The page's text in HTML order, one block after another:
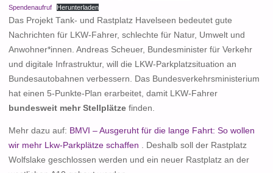
Spendenaufruf
Herunterladen
Das Projekt Tank- und Rastplatz Havelseen bedeutet gute
Nachrichten für LKW-Fahrer, schlechte für Natur, Umwelt und
Anwohner*innen. Andreas Scheuer, Bundesminister für Verkehr
und digitale Infrastruktur, will die LKW-Parkplatzsituation an
Bundesautobahnen verbessern. Das Bundesverkehrsministerium
hat einen 5-Punkte-Plan erarbeitet, damit LKW-Fahrer
bundesweit mehr Stellplätzefinden.
Mehr dazu auf: BMVI – Ausgeruht für die lange Fahrt: So wollen
wir mehr Lkw-Parkplätze schaffen . Deshalb soll der Rastplatz
Wolfslake geschlossen werden und ein neuer Rastplatz an der